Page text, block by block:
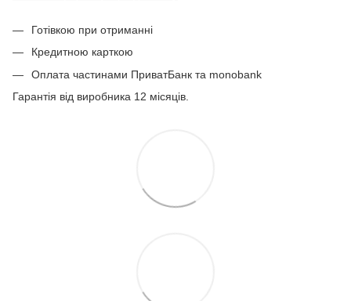
Готівкою при отриманні
Кредитною карткою
Оплата частинами ПриватБанк та monobank
Гарантія від виробника 12 місяців.